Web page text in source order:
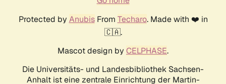
Protected by AnubisFrom Techaro. Made with ❤️ in
🇨🇦.
Mascot design by CELPHASE.
Die Universitäts- und Landesbibliothek Sachsen-
Anhalt ist eine zentrale Einrichtung der Martin-